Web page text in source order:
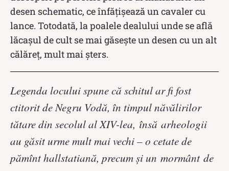
desen schematic, ce înfăţişează un cavaler cu
lance. Totodată, la poalele dealului unde se află
lăcașul de cult se mai găsește un desen cu un alt
călăreţ, mult mai şters.
Legenda locului spune că schitul ar fi fost
ctitorit de Negru Vodă, în timpul năvălirilor
tătare din secolul al XIV-lea, însă arheologii
au găsit urme mult mai vechi – o cetate de
pămînt hallstatiană, precum şi un mormânt de